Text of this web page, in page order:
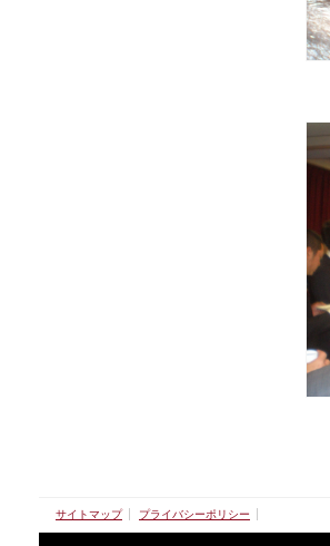
サイトマップ プライバシーポリシー